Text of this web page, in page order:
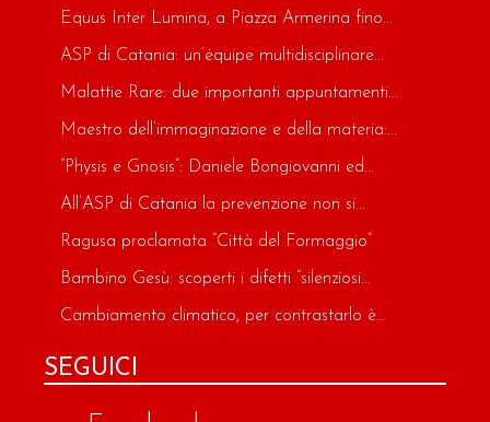
Equus Inter Lumina, a Piazza Armerina fino...
ASP di Catania: un’équipe multidisciplinare...
Malattie Rare: due importanti appuntamenti...
Maestro dell’immaginazione e della materia:...
“Physis e Gnosis”: Daniele Bongiovanni ed...
All’ASP di Catania la prevenzione non si...
Ragusa proclamata “Città del Formaggio”
Bambino Gesù: scoperti i difetti “silenziosi...
Cambiamento climatico, per contrastarlo è...
SEGUICI